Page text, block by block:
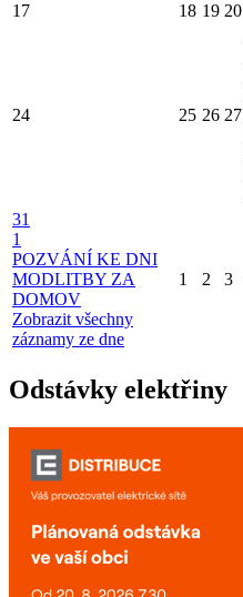
17
18 19 20
24 25 26 27
31
1
POZVÁNÍ KE DNI
MODLITBY ZA
DOMOV
Zobrazit všechny
záznamy ze dne
1 2 3
Odstávky elektřiny